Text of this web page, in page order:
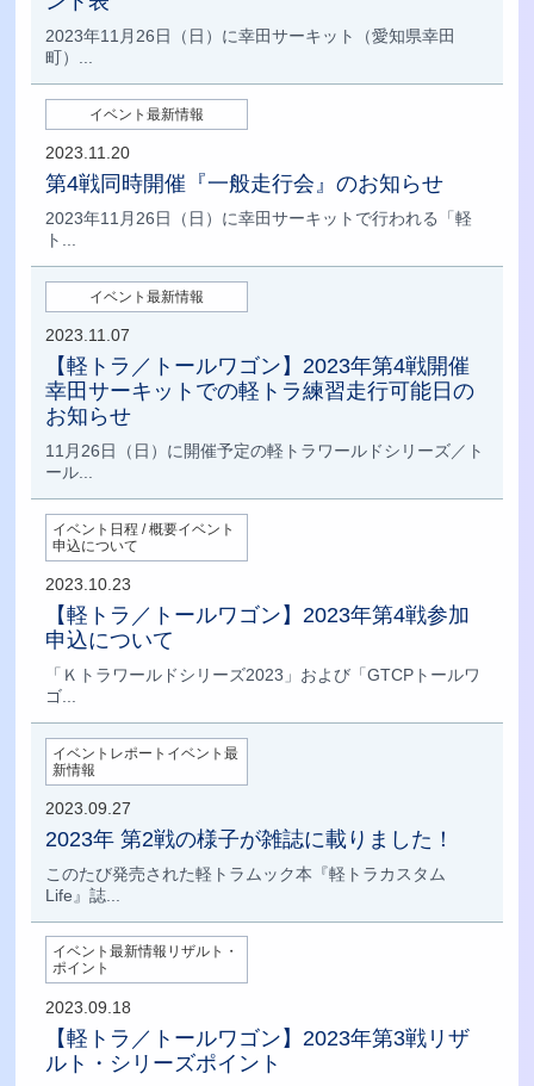
2023年11月26日（日）に幸田サーキット（愛知県幸田
町）...
イベント最新情報
2023.11.20
第4戦同時開催『一般走行会』のお知らせ
2023年11月26日（日）に幸田サーキットで行われる「軽
ト...
イベント最新情報
2023.11.07
【軽トラ／トールワゴン】2023年第4戦開催
幸田サーキットでの軽トラ練習走行可能日の
お知らせ
11月26日（日）に開催予定の軽トラワールドシリーズ／ト
ール...
イベント日程 / 概要イベント
申込について
2023.10.23
【軽トラ／トールワゴン】2023年第4戦参加
申込について
「Ｋトラワールドシリーズ2023」および「GTCPトールワ
ゴ...
イベントレポートイベント最
新情報
2023.09.27
2023年 第2戦の様子が雑誌に載りました！
このたび発売された軽トラムック本『軽トラカスタム
Life』誌...
イベント最新情報リザルト・
ポイント
2023.09.18
【軽トラ／トールワゴン】2023年第3戦リザ
ルト・シリーズポイント